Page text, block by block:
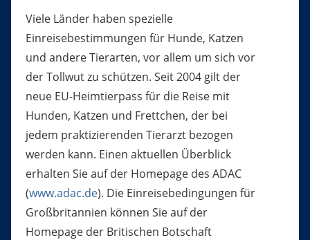
Viele Länder haben spezielle
Einreisebestimmungen für Hunde, Katzen
und andere Tierarten, vor allem um sich vor
der Tollwut zu schützen. Seit 2004 gilt der
neue EU-Heimtierpass für die Reise mit
Hunden, Katzen und Frettchen, der bei
jedem praktizierenden Tierarzt bezogen
werden kann. Einen aktuellen Überblick
erhalten Sie auf der Homepage des ADAC
(www.adac.de). Die Einreisebedingungen für
Großbritannien können Sie auf der
Homepage der Britischen Botschaft